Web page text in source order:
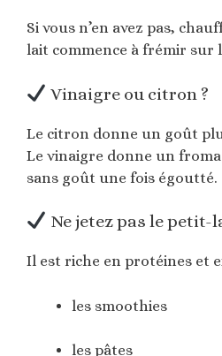
Si vous n’en avez pas,
lait commence à frémir sur
Vinaigre ou citron ?
Le citron donne un goût
Le vinaigre donne un
sans goût une fois égoutté.
Ne jetez pas le petit-
Il est riche en protéines et
les smoothies
les pâtes